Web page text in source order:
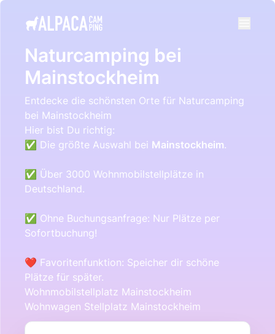
Naturcamping bei
Mainstockheim
Entdecke die schönsten Orte für Naturcamping
bei Mainstockheim
Hier bist Du richtig:
✅ Die größte Auswahl bei Mainstockheim.
✅ Über 3000 Wohnmobilstellplätze in
Deutschland.
✅ Ohne Buchungsanfrage: Nur Plätze per
Sofortbuchung!
❤️ Favoritenfunktion: Speicher dir schöne
Plätze für später.
Wohnmobilstellplatz Mainstockheim
Wohnwagen Stellplatz Mainstockheim